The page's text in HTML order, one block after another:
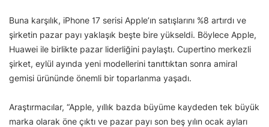
Buna karşılık, iPhone 17 serisi Apple’ın satışlarını %8 artırdı ve
şirketin pazar payı yaklaşık beşte bire yükseldi. Böylece Apple,
Huawei ile birlikte pazar liderliğini paylaştı. Cupertino merkezli
şirket, eylül ayında yeni modellerini tanıttıktan sonra amiral
gemisi ürününde önemli bir toparlanma yaşadı.
Araştırmacılar, “Apple, yıllık bazda büyüme kaydeden tek büyük
marka olarak öne çıktı ve pazar payı son beş yılın ocak ayları